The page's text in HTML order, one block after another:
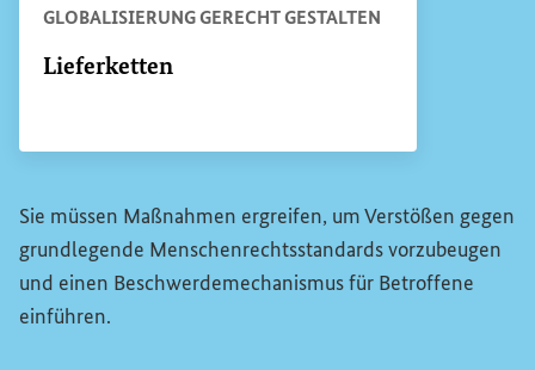
GLOBALISIERUNG GERECHT GESTALTEN
Lieferketten
Sie müssen Maßnahmen ergreifen, um Verstößen gegen
grundlegende Menschenrechtsstandards vorzubeugen
und einen Beschwerdemechanismus für Betroffene
einführen.